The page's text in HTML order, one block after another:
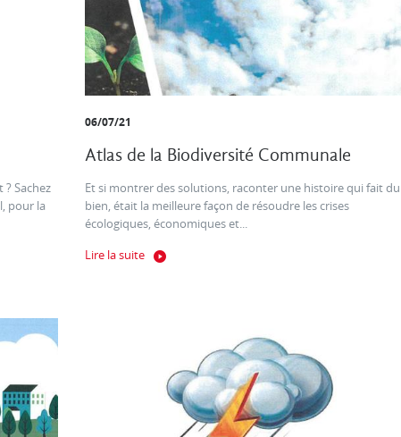
? Sachez
pour la
06/07/21
Atlas de la Biodiversité Communale
Et si montrer des solutions, raconter une histoire qui fait du
bien, était la meilleure façon de résoudre les crises
écologiques, économiques et...
Lire la suite